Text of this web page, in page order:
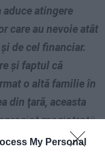
My Personal
atingere
care au nevoie atât
de cel financiar.
şi faptul că
o altă familie în
din ţară, aceasta
magistraţii.
că femeia se